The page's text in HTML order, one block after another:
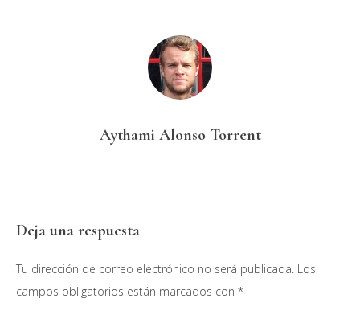
Aythami Alonso Torrent
Interacciones
con
los
Deja una respuesta
Tu dirección de correo electrónico no será publicada. Los
campos obligatorios están marcados con *